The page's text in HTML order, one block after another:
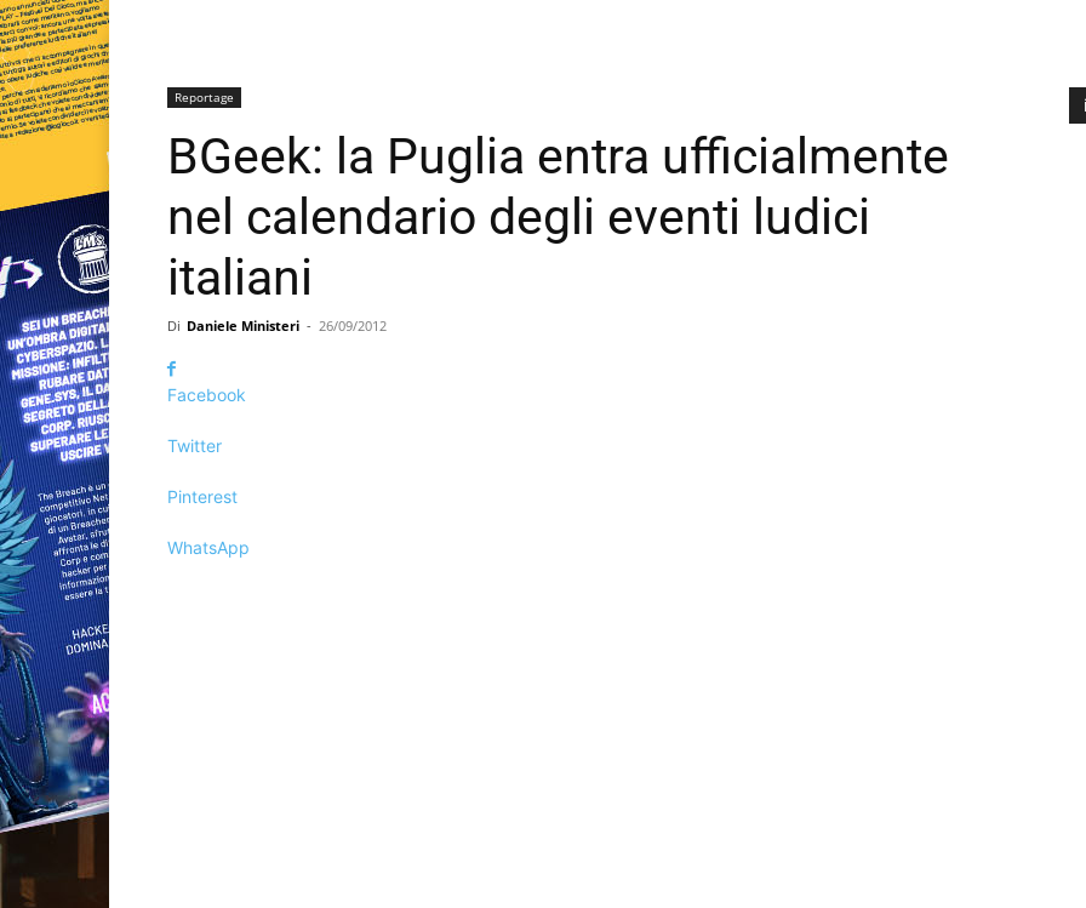
Reportage
BGeek: la Puglia entra ufficialmente
nel calendario degli eventi ludici
italiani
Di Daniele Ministeri - 26/09/2012
Facebook
Twitter
Pinterest
WhatsApp